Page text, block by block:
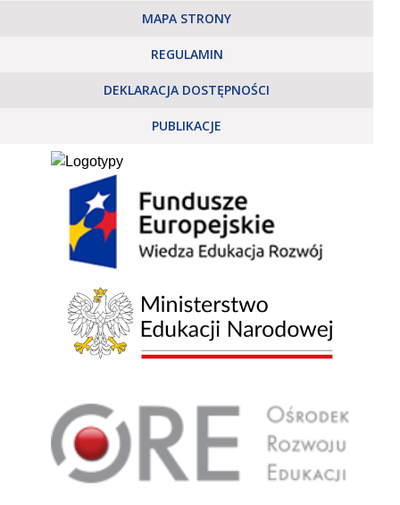
MAPA STRONY
REGULAMIN
DEKLARACJA DOSTĘPNOŚCI
PUBLIKACJE